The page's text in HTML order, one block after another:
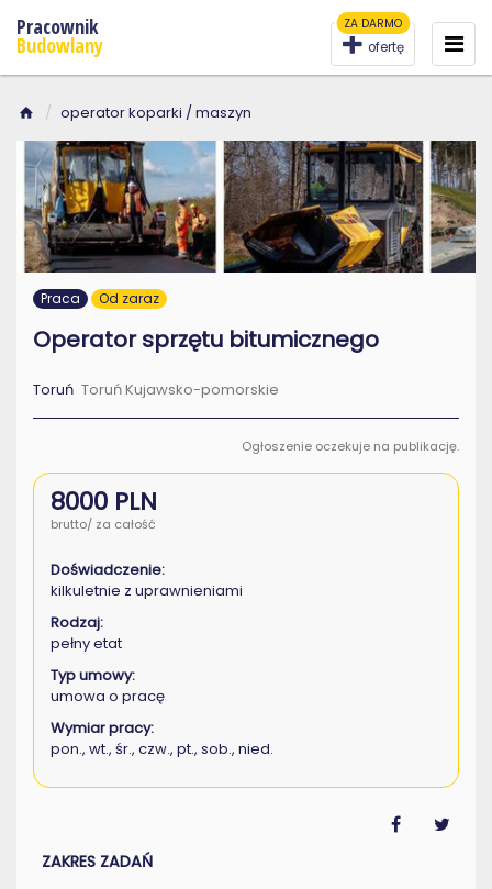
ofertę
ZA DARMO
Pracownik
Budowlany
operator koparki / maszyn
Praca Od zaraz
Operator sprzętu bitumicznego
Toruń Toruń Kujawsko-pomorskie
Ogłoszenie oczekuje na publikację.
8000 PLN
brutto/ za całość
Doświadczenie:
kilkuletnie z uprawnieniami
Rodzaj:
pełny etat
Typ umowy:
umowa o pracę
Wymiar pracy:
pon., wt., śr., czw., pt., sob., nied.
ZAKRES ZADAŃ